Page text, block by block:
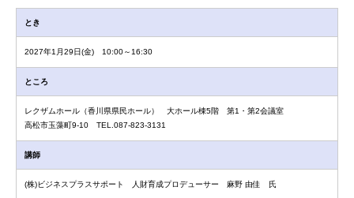
とき
2027年1月29日(金) 10:00～16:30
ところ
レクザムホール（香川県県民ホール） 大ホール棟5階 第1・第2会議室
高松市玉藻町9-10 TEL.087-823-3131
講師
(株)ビジネスプラスサポート 人財育成プロデューサー 麻野 由佳 氏